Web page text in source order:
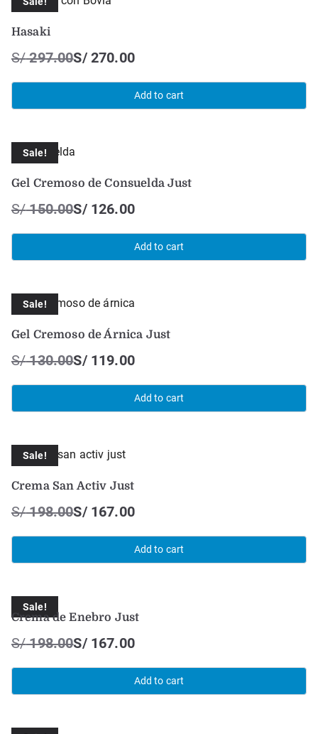
Hasaki
S/297.00S/270.00
Add to cart
Sale!
Gel Cremoso de Consuelda Just
S/150.00S/126.00
Add to cart
Sale!
Gel Cremoso de Árnica Just
S/130.00S/119.00
Add to cart
Sale!
Crema San Activ Just
S/198.00S/167.00
Add to cart
Sale!
Crema de Enebro Just
S/198.00S/167.00
Add to cart